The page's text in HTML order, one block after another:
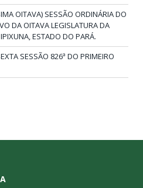
OITAVA) SESSÃO ORDINÁRIA DO
DA OITAVA LEGISLATURA DA
ESTADO DO PARÁ.
SESSÃO 826ª DO PRIMEIRO